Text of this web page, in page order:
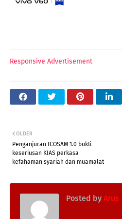
Responsive Advertisement
OLDER
Penganjuran ICOSAM 1.0 bukti
keseriusan KIAS perkasa
kefahaman syariah dan muamalat
Posted by Arus